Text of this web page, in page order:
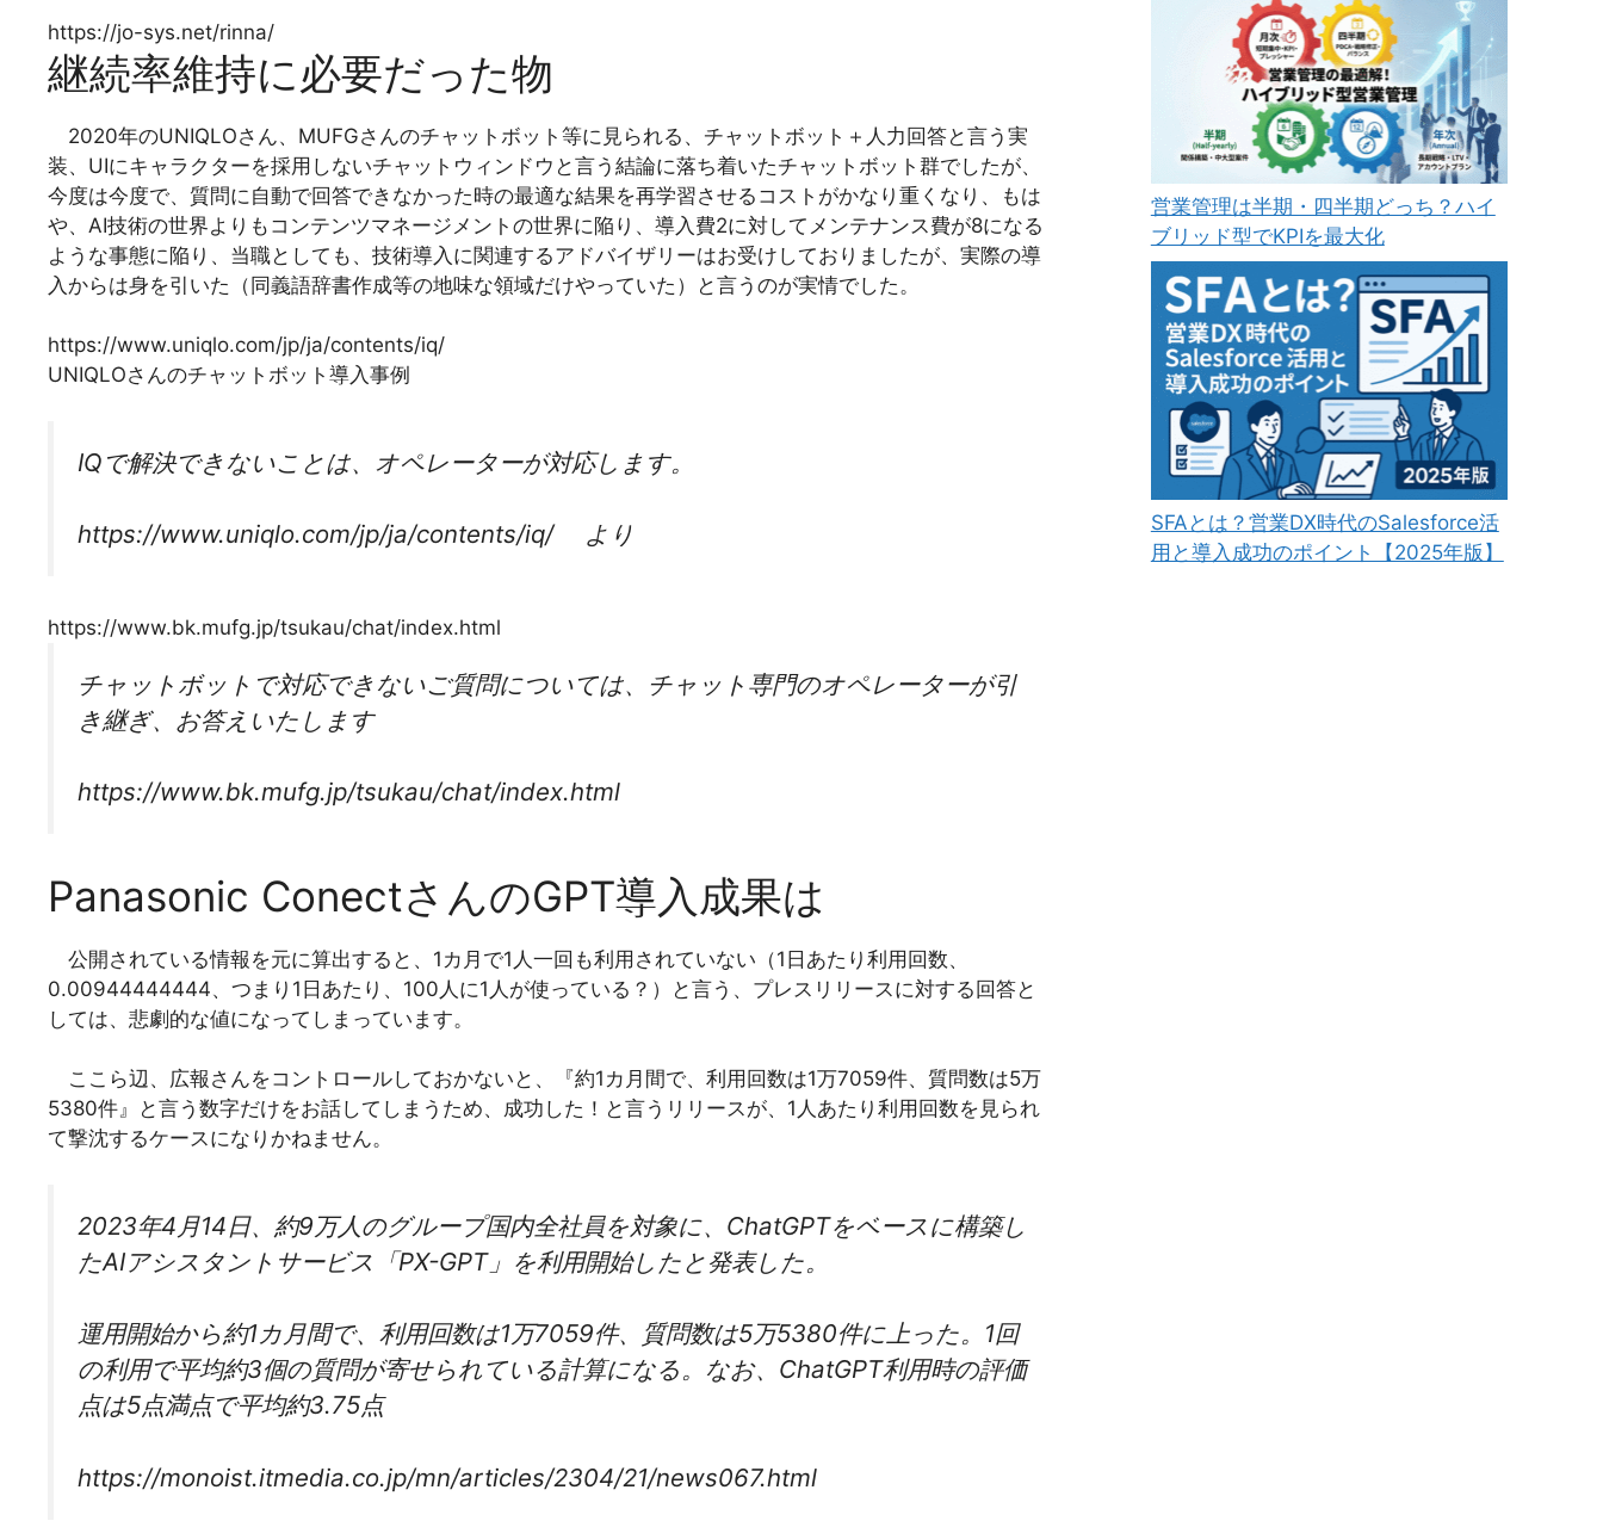
https://jo-sys.net/rinna/
継続率維持に必要だった物
2020年のUNIQLOさん、MUFGさんのチャットボット等に見られる、チャットボット＋人力回答と言う実
装、UIにキャラクターを採用しないチャットウィンドウと言う結論に落ち着いたチャットボット群でしたが、
今度は今度で、質問に自動で回答できなかった時の最適な結果を再学習させるコストがかなり重くなり、もは
や、AI技術の世界よりもコンテンツマネージメントの世界に陥り、導入費2に対してメンテナンス費が8になる
ような事態に陥り、当職としても、技術導入に関連するアドバイザリーはお受けしておりましたが、実際の導
入からは身を引いた（同義語辞書作成等の地味な領域だけやっていた）と言うのが実情でした。
https://www.uniqlo.com/jp/ja/contents/iq/
UNIQLOさんのチャットボット導入事例
IQで解決できないことは、オペレーターが対応します。
https://www.uniqlo.com/jp/ja/contents/iq/ より
https://www.bk.mufg.jp/tsukau/chat/index.html
チャットボットで対応できないご質問については、チャット専門のオペレーターが引
き継ぎ、お答えいたします
https://www.bk.mufg.jp/tsukau/chat/index.html
Panasonic ConectさんのGPT導入成果は
公開されている情報を元に算出すると、1カ月で1人一回も利用されていない（1日あたり利用回数、
0.00944444444、つまり1日あたり、100人に1人が使っている？）と言う、プレスリリースに対する回答と
しては、悲劇的な値になってしまっています。
ここら辺、広報さんをコントロールしておかないと、『約1カ月間で、利用回数は1万7059件、質問数は5万
5380件』と言う数字だけをお話してしまうため、成功した！と言うリリースが、1人あたり利用回数を見られ
て撃沈するケースになりかねません。
2023年4月14日、約9万人のグループ国内全社員を対象に、ChatGPTをベースに構築し
たAIアシスタントサービス「PX-GPT」を利用開始したと発表した。
運用開始から約1カ月間で、利用回数は1万7059件、質問数は5万5380件に上った。1回
の利用で平均約3個の質問が寄せられている計算になる。なお、ChatGPT利用時の評価
点は5点満点で平均約3.75点
https://monoist.itmedia.co.jp/mn/articles/2304/21/news067.html
営業管理は半期・四半期どっち？ハイ
ブリッド型でKPIを最大化
SFAとは？営業DX時代のSalesforce活
用と導入成功のポイント【2025年版】